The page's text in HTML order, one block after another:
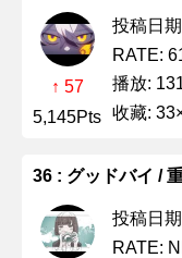
↑ 57
5,145Pts
投稿日
RATE:
播放:
收藏:
36 : グッドバイ /
投稿日
RATE: